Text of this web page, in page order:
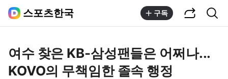
스포츠한국 구독
여수 찾은 KB-삼성팬들은 어쩌나...
KOVO의 무책임한 졸속 행정